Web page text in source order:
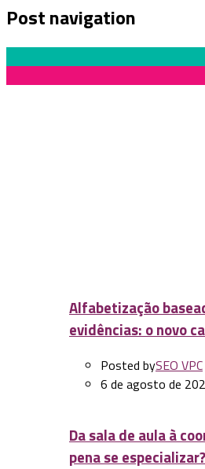
Post navigation
Previous Post
Alfabetização
evidências: o novo
Posted bySEO VPC
6 de agosto de
Da sala de aula à
pena se especializar?